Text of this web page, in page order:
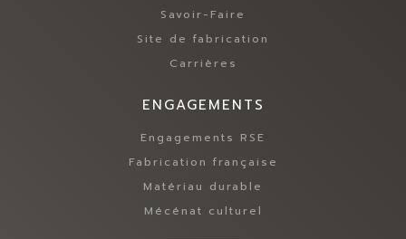
Savoir-Faire
Site de fabrication
Carrières
ENGAGEMENTS
Engagements RSE
Fabrication française
Matériau durable
Mécénat culturel